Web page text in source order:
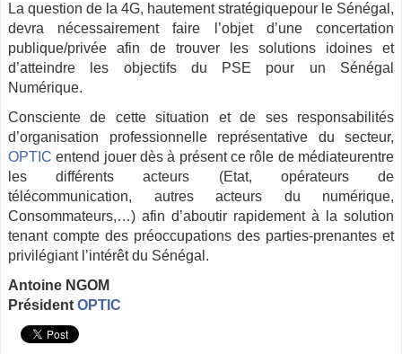
La question de la 4G, hautement stratégiquepour le Sénégal,
devra nécessairement faire l’objet d’une concertation
publique/privée afin de trouver les solutions idoines et
d’atteindre les objectifs du PSE pour un Sénégal
Numérique.
Consciente de cette situation et de ses responsabilités
d’organisation professionnelle représentative du secteur,
OPTIC entend jouer dès à présent ce rôle de médiateurentre
les différents acteurs (Etat, opérateurs de
télécommunication, autres acteurs du numérique,
Consommateurs,…) afin d’aboutir rapidement à la solution
tenant compte des préoccupations des parties-prenantes et
privilégiant l’intérêt du Sénégal.
Antoine NGOM
Président OPTIC